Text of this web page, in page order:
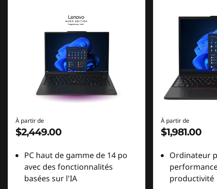
À partir de
$2,449.00
PC haut de gamme de 14 po
avec des fonctionnalités
basées sur l'IA
À partir de
$1,981.00
Ordinateur
productivité